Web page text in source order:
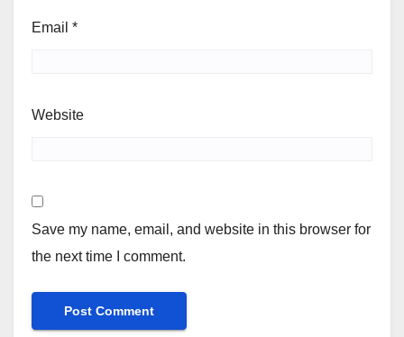
Email *
Website
Save my name, email, and website in this browser for
the next time I comment.